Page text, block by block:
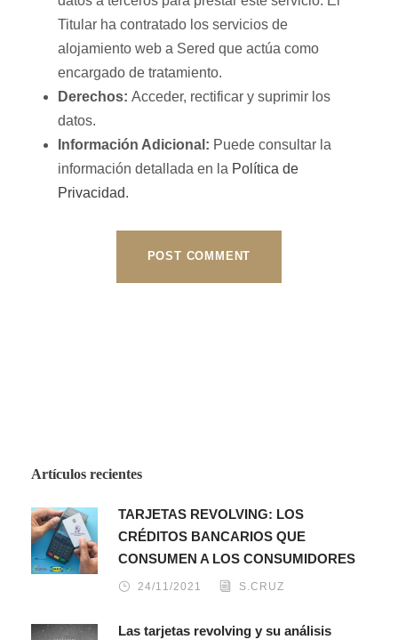
Titular ha contratado los servicios de
alojamiento web a Sered que actúa como
encargado de tratamiento.
Derechos: Acceder, rectificar y suprimir los
datos.
Información Adicional: Puede consultar la
información detallada en la Política de
Privacidad.
Artículos recientes
TARJETAS REVOLVING: LOS
CRÉDITOS BANCARIOS QUE
CONSUMEN A LOS CONSUMIDORES
24/11/2021 S.CRUZ
Las tarjetas revolving y su análisis